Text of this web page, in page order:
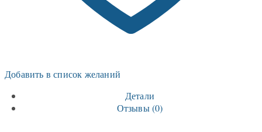
Добавить в список желаний
Детали
Отзывы (0)